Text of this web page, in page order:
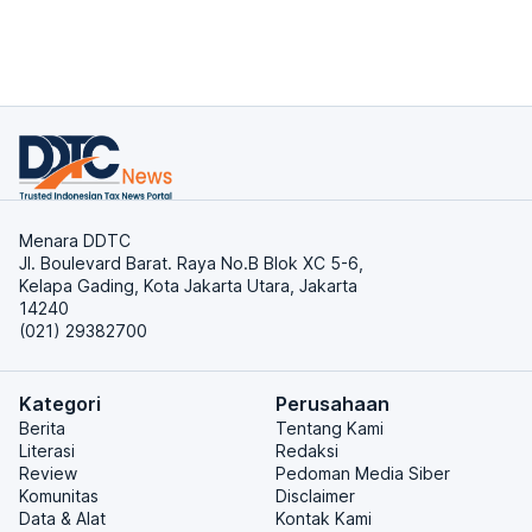
Menara DDTC
Jl. Boulevard Barat. Raya No.B Blok XC 5-6,
Kelapa Gading, Kota Jakarta Utara, Jakarta
14240
(021) 29382700
Kategori
Berita
Literasi
Review
Komunitas
Data & Alat
Perusahaan
Tentang Kami
Redaksi
Pedoman Media Siber
Disclaimer
Kontak Kami